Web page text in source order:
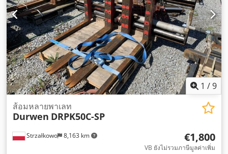
1 /9
Strzałkowo 8,163 km
ส้อมหลายพาเลท
Durwen DRPK50C-SP
€1,800
VB ยังไม่รวมภาษีมูลค่าเพิ่ม